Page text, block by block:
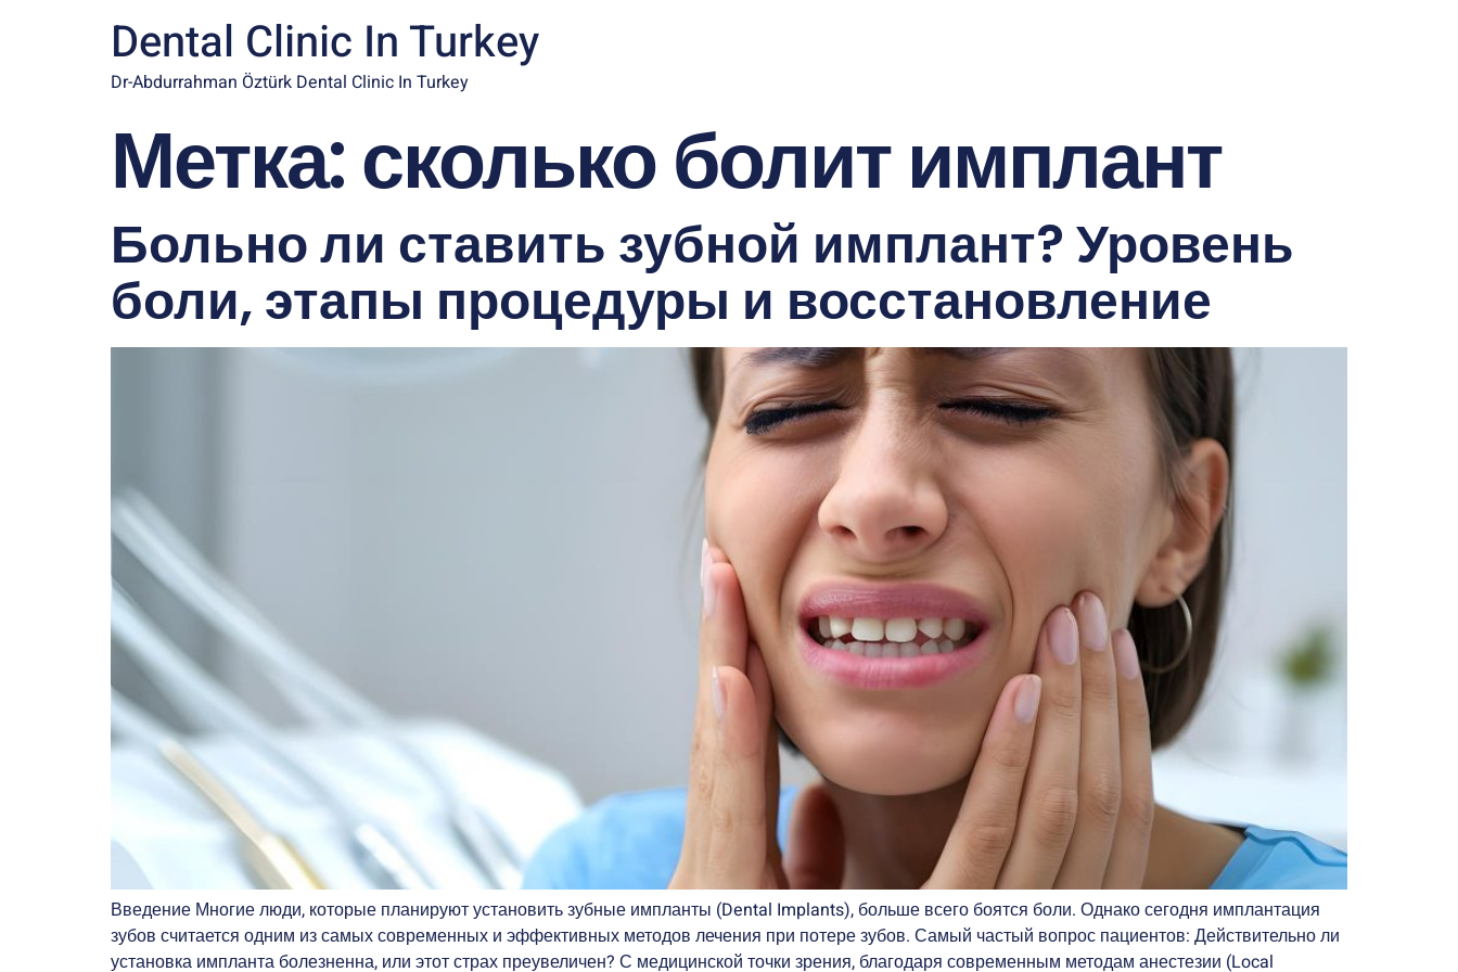
Dental Clinic In Turkey
Dr-Abdurrahman Öztürk Dental Clinic In Turkey
Метка:сколько болит имплант
Больно ли ставить зубной имплант? Уровень
боли, этапы процедуры и восстановление
Введение Многие люди, которые планируют установить зубные импланты (Dental Implants), больше всего боятся боли. Однако сегодня имплантация
зубов считается одним из самых современных и эффективных методов лечения при потере зубов. Самый частый вопрос пациентов: Действительно ли
установка импланта болезненна, или этот страх преувеличен? С медицинской точки зрения, благодаря современным методам анестезии (Local